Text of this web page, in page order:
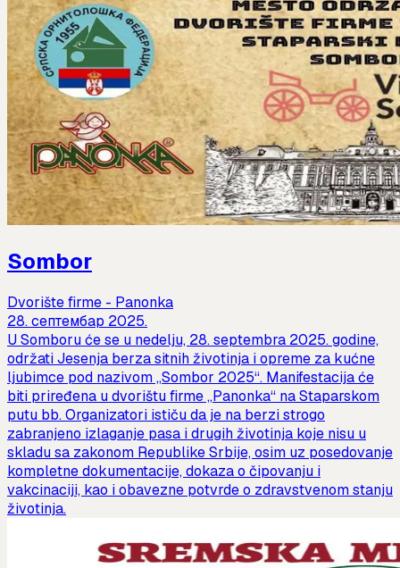
Sombor
Dvorište firme - Panonka
28. септембар 2025.
U Somboru će se u nedelju, 28. septembra 2025. godine,
održati Jesenja berza sitnih životinja i opreme za kućne
ljubimce pod nazivom „Sombor 2025“. Manifestacija će
biti priređena u dvorištu firme „Panonka“ na Staparskom
putu bb. Organizatori ističu da je na berzi strogo
zabranjeno izlaganje pasa i drugih životinja koje nisu u
skladu sa zakonom Republike Srbije, osim uz posedovanje
kompletne dokumentacije, dokaza o čipovanju i
vakcinaciji, kao i obavezne potvrde o zdravstvenom stanju
životinja.